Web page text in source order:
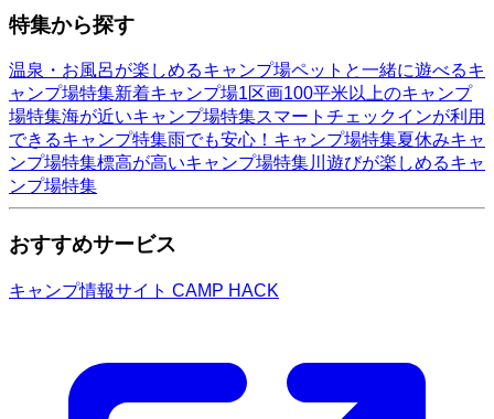
特集から探す
温泉・お風呂が楽しめるキャンプ場ペットと一緒に遊べるキ
ャンプ場特集新着キャンプ場1区画100平米以上のキャンプ
場特集海が近いキャンプ場特集スマートチェックインが利用
できるキャンプ特集雨でも安心！キャンプ場特集夏休みキャ
ンプ場特集標高が高いキャンプ場特集川遊びが楽しめるキャ
ンプ場特集
おすすめサービス
キャンプ情報サイト CAMP HACK